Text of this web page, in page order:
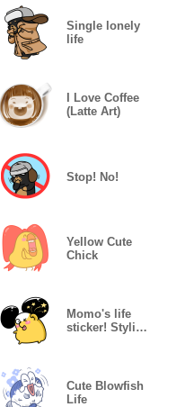
Single lonely
life
I Love Coffee
(Latte Art)
Stop! No!
Yellow Cute
Chick
Momo's life
sticker! Stylish
Cute Blowfish
Life